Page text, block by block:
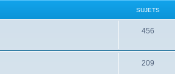
SUJETS
456
209